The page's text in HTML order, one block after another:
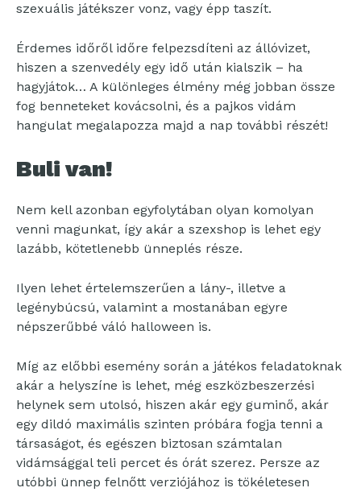
szexuális játékszer vonz, vagy épp taszít.
Érdemes időről időre felpezsdíteni az állóvizet,
hiszen a szenvedély egy idő után kialszik – ha
hagyjátok… A különleges élmény még jobban össze
fog benneteket kovácsolni, és a pajkos vidám
hangulat megalapozza majd a nap további részét!
Buli van!
Nem kell azonban egyfolytában olyan komolyan
venni magunkat, így akár a szexshop is lehet egy
lazább, kötetlenebb ünneplés része.
Ilyen lehet értelemszerűen a lány-, illetve a
legénybúcsú, valamint a mostanában egyre
népszerűbbé váló halloween is.
Míg az előbbi esemény során a játékos feladatoknak
akár a helyszíne is lehet, még eszközbeszerzési
helynek sem utolsó, hiszen akár egy guminő, akár
egy dildó maximális szinten próbára fogja tenni a
társaságot, és egészen biztosan számtalan
vidámsággal teli percet és órát szerez. Persze az
utóbbi ünnep felnőtt verziójához is tökéletesen